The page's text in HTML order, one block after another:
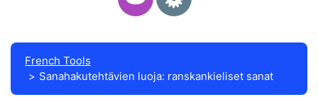
French Tools
Sanahakutehtävien luoja: ranskankieliset sanat